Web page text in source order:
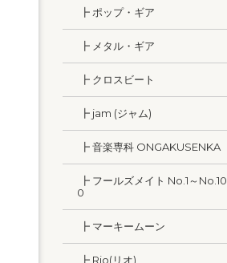
┣ ポップ・ギア
┣ メタル・ギア
┣ クロスビート
┣ jam (ジャム)
┣ 音楽専科 ONGAKUSENKA
┣ フールズメイト No.1～No.10
0
┣ マーキームーン
┣ Rio(リオ)